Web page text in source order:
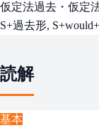
仮定法過去・仮定
S+過去形,
読解
基本